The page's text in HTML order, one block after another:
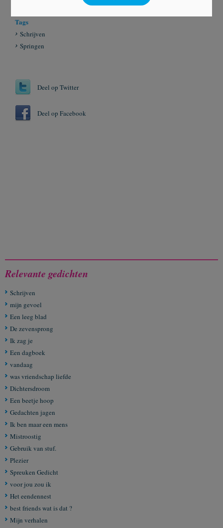
Tags
Schrijven
Springen
Deel op Twitter
Deel op Facebook
Relevante gedichten
Schrijven
mijn gevoel
Een leeg blad
De zevensprong
Ik zag je
Een dagboek
vandaag
was vriendschap liefde
Dichtersdroom
Een beetje hoop
Gedachten jagen
Ik ben maar een mens
Mistroostig
Gebruik van stuf.
Plezier
Spreuken Gedicht
voor jou zou ik
Het eendennest
best friends wat is dat ?
Mijn verhalen